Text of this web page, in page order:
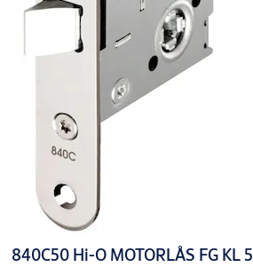
840C50 Hi-O MOTORLÅS FG KL 5